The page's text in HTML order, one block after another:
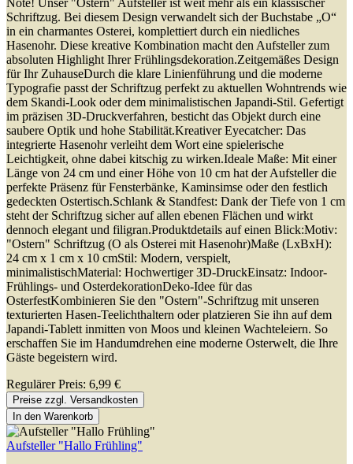
Schriftzug. Bei diesem Design verwandelt sich der Buchstabe „O“
in ein charmantes Osterei, komplettiert durch ein niedliches
Hasenohr. Diese kreative Kombination macht den Aufsteller zum
absoluten Highlight Ihrer Frühlingsdekoration.Zeitgemäßes Design
für Ihr ZuhauseDurch die klare Linienführung und die moderne
Typografie passt der Schriftzug perfekt zu aktuellen Wohntrends wie
dem Skandi-Look oder dem minimalistischen Japandi-Stil. Gefertigt
im präzisen 3D-Druckverfahren, besticht das Objekt durch eine
saubere Optik und hohe Stabilität.Kreativer Eyecatcher: Das
integrierte Hasenohr verleiht dem Wort eine spielerische
Leichtigkeit, ohne dabei kitschig zu wirken.Ideale Maße: Mit einer
Länge von 24 cm und einer Höhe von 10 cm hat der Aufsteller die
perfekte Präsenz für Fensterbänke, Kaminsimse oder den festlich
gedeckten Ostertisch.Schlank & Standfest: Dank der Tiefe von 1 cm
steht der Schriftzug sicher auf allen ebenen Flächen und wirkt
dennoch elegant und filigran.Produktdetails auf einen Blick:Motiv:
"Ostern" Schriftzug (O als Osterei mit Hasenohr)Maße (LxBxH):
24 cm x 1 cm x 10 cmStil: Modern, verspielt,
minimalistischMaterial: Hochwertiger 3D-DruckEinsatz: Indoor-
Frühlings- und OsterdekorationDeko-Idee für das
OsterfestKombinieren Sie den "Ostern"-Schriftzug mit unseren
texturierten Hasen-Teelichthaltern oder platzieren Sie ihn auf dem
Japandi-Tablett inmitten von Moos und kleinen Wachteleiern. So
erschaffen Sie im Handumdrehen eine moderne Osterwelt, die Ihre
Gäste begeistern wird.
Regulärer Preis: 6,99 €
Preise zzgl. Versandkosten
In den Warenkorb
Aufsteller "Hallo Frühling"